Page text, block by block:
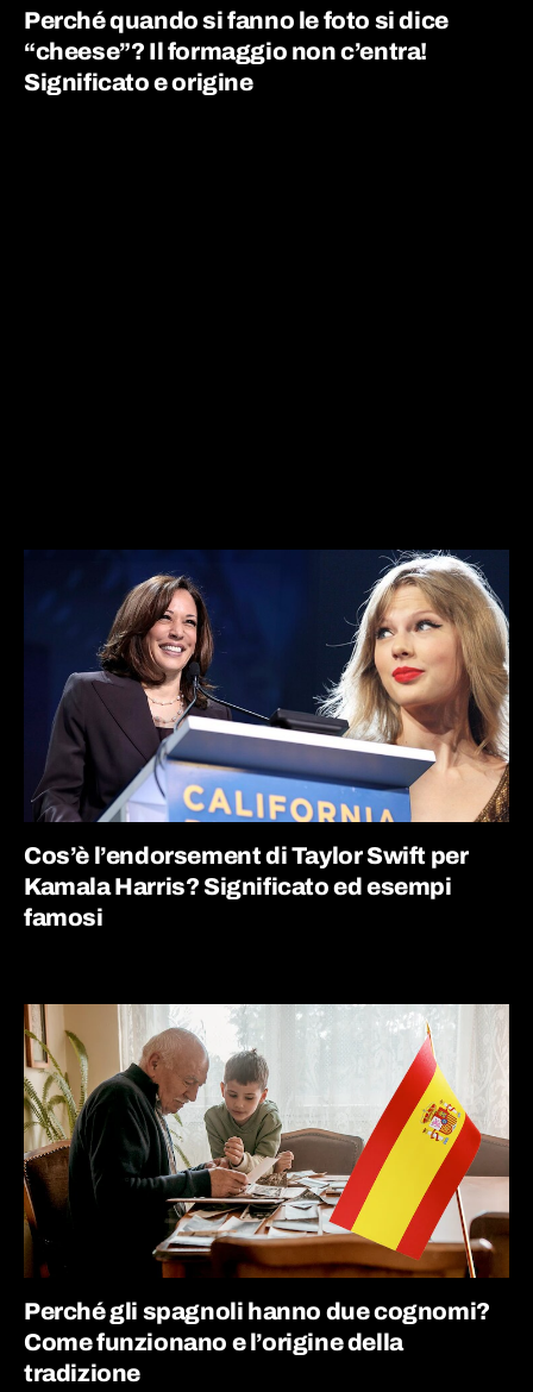
la mia scuola di inglese online "English with
Giulia".
Perché quando si fanno le foto si dice
“cheese”? Il formaggio non c’entra!
Significato e origine
Cos’è l’endorsement di Taylor Swift per
Kamala Harris? Significato ed esempi
famosi
Perché gli spagnoli hanno due cognomi?
Come funzionano e l’origine della
tradizione